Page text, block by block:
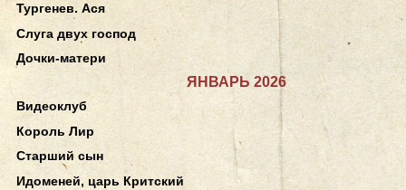
Тургенев. Ася
Слуга двух господ
Дочки-матери
ЯНВАРЬ 2026
Видеоклуб
Король Лир
Старший сын
Идоменей, царь Критский